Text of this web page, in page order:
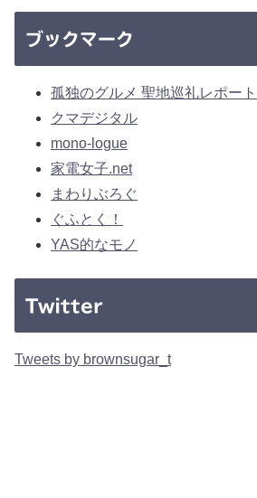
ブックマーク
孤独のグルメ 聖地巡礼レポー
クマデジタル
mono-logue
家電女子.net
まわりぶろぐ
ぐふとく！
YAS的なモノ
Twitter
Tweets by brownsugar_t